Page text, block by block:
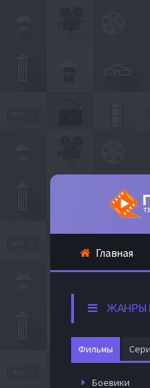
Главная
ЖАНРЫ
Фильмы
Боевики